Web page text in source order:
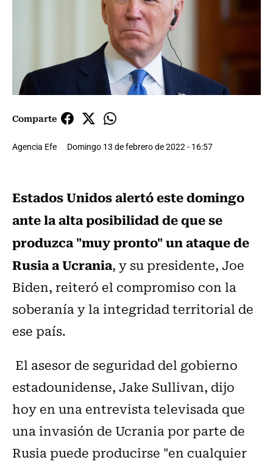
Comparte
Agencia Efe Domingo 13 de febrero de 2022 - 16:57
Estados Unidos alertó este domingo
ante la alta posibilidad de que se
produzca "muy pronto" un ataque de
Rusia a Ucrania, y su presidente, Joe
Biden, reiteró el compromiso con la
soberanía y la integridad territorial de
ese país.
El asesor de seguridad del gobierno
estadounidense, Jake Sullivan, dijo
hoy en una entrevista televisada que
una invasión de Ucrania por parte de
Rusia puede producirse "en cualquier